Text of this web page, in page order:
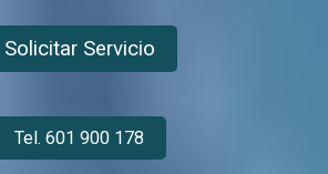
Solicitar Servicio
Tel. 601 900 178